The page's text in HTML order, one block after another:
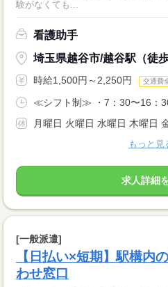
験がなくても...
看護助手
埼玉県越谷市/越谷駅（徒歩
時給1,500円～2,250円 交通費
≪シフト制≫ ・7：30〜16：
月曜日 火曜日 水曜日 木曜日
もっと見
求人詳細
[一般派遣]
【日払い×短期】駅構内
わせ窓口